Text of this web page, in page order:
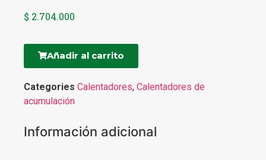
$ 2.704.000
Añadir al carrito
Categories Calentadores, Calentadores de
acumulación
Información adicional